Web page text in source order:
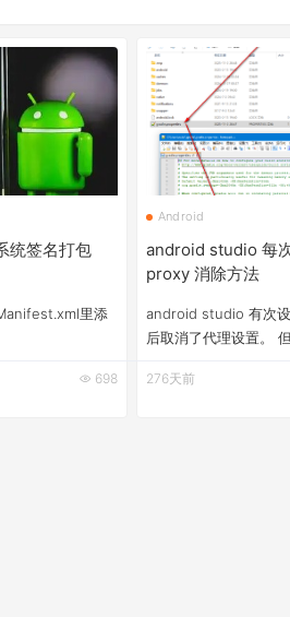
统签名打包
里添
698
Android
android studio 每
proxy 消除方法
android studio 有次
后取消了代理设置。
Settings】 设置proxy
276天前